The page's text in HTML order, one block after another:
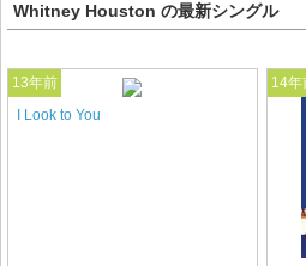
Whitney Houston の最新シングル
13年前
I Look to You
14年